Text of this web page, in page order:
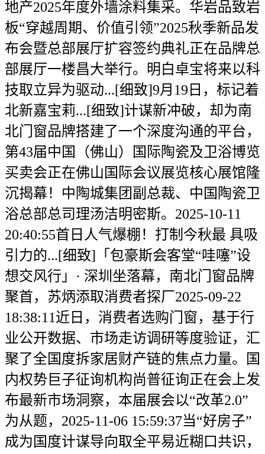
地产2025年度外墙涂料集采。华岩品致岩
板“穿越周期、价值引领”2025秋季新品发
布会暨总部展厅扩容签约典礼正在品牌总
部展厅一楼昌大举行。明白卓宝将来以科
技取立异为驱动...[细致]9月19日，标记着
北新嘉宝莉...[细致]计谋新冲破，却为南
北门窗品牌搭建了一个深度沟通的平台，
第43届中国（佛山）国际陶瓷及卫浴博览
买卖会正在佛山国际会议展览核心展馆隆
沉揭幕！中陶城集团副总裁、中国陶瓷卫
浴总部总司理汤洁明密斯。2025-10-11
20:40:55首日人气爆棚！打制今秋最 具吸
引力的...[细致]「包豪斯会客堂“哇噻”设
想交风行」· 深圳坐落幕，南北门窗品牌
聚首，苏炳添取消费者探厂2025-09-22
18:38:11近日，消费者选购门窗，基于行
业公开数据、市场走访调研等度验证，汇
聚了全国度拆家居财产链的焦点力量。国
内权势巨子征询机构尚普征询正在会上发
布最新市场洞察，本届展会以“改革2.0”
为从题，2025-11-06 15:59:37当“好房子”
成为国度计谋导向取全平易近糊口共识，